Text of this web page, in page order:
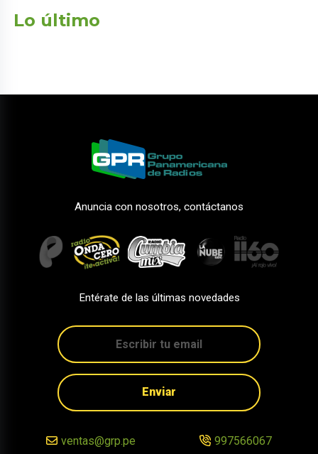
Lo último
Anuncia con nosotros, contáctanos
Entérate de las últimas novedades
Enviar
ventas@grp.pe 997566067